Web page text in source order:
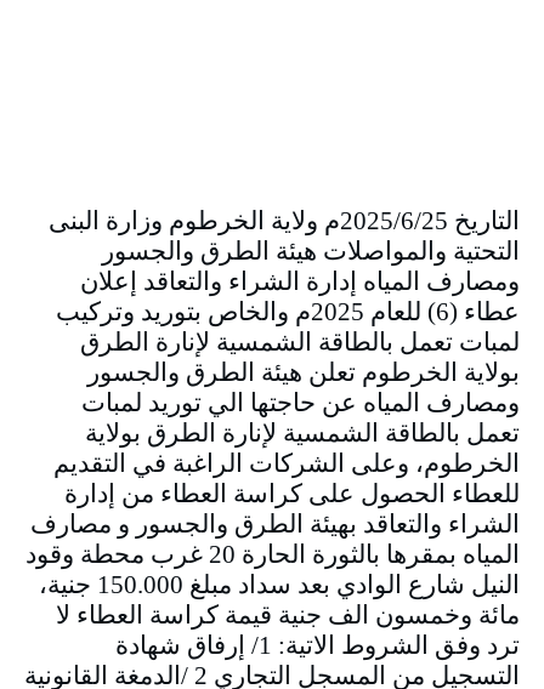
التاريخ 2025/6/25م ولاية الخرطوم وزارة البنى
التحتية والمواصلات هيئة الطرق والجسور
ومصارف المياه إدارة الشراء والتعاقد إعلان
عطاء (6) للعام 2025م والخاص بتوريد وتركيب
لمبات تعمل بالطاقة الشمسية لإنارة الطرق
بولاية الخرطوم تعلن هيئة الطرق والجسور
ومصارف المياه عن حاجتها الي توريد لمبات
تعمل بالطاقة الشمسية لإنارة الطرق بولاية
الخرطوم، وعلى الشركات الراغبة في التقديم
للعطاء الحصول على كراسة العطاء من إدارة
الشراء والتعاقد بهيئة الطرق والجسور و مصارف
المياه بمقرها بالثورة الحارة 20 غرب محطة وقود
النيل شارع الوادي بعد سداد مبلغ 150.000 جنية،
مائة وخمسون الف جنية قيمة كراسة العطاء لا
ترد وفق الشروط الاتية: 1/ إرفاق شهادة
التسجيل من المسجل التجاري 2 /الدمغة القانونية